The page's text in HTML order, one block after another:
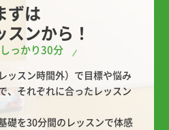
ずは
ンから！
っかり30分
ッスン時間外）で目標や悩み
それぞれに合ったレッスン
礎を30分間のレッスンで体感